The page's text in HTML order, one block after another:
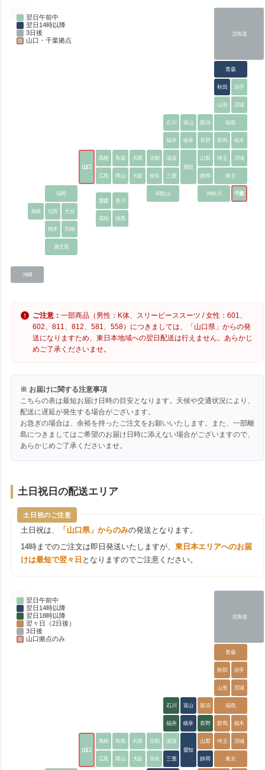
翌日午前中
翌日14時以降
3日後
山口・千葉拠点
北海道
青森
秋田 岩手
山形 宮城
石川 富山 新潟 福島
福井 岐阜 長野 群馬 栃木
山口
島根 鳥取 兵庫 京都
滋賀
愛知
山梨 埼玉 茨城
広島 岡山 大阪 奈良 三重 東京
福岡
愛媛
香川
和歌山
静岡
神奈川 千葉
長崎 佐賀
大分
高知
徳島
熊本
宮崎
鹿児島
沖縄
ご注意：一部商品（男性：K体、スリーピーススーツ / 女性：601、
602、811、812、581、558）につきましては、「山口県」からの発
送になりますため、東日本地域への翌日配送は行えません。あらかじ
めご了承くださいませ。
※ お届けに関する注意事項
こちらの表は最短お届け日時の目安となります。天候や交通状況により、
配送に遅延が発生する場合がございます。
お急ぎの場合は、余裕を持ったご注文をお願いいたします。また、一部離
島につきましてはご希望のお届け日時に添えない場合がございますので、
あらかじめご了承くださいませ。
土日祝日の配送エリア
土日祝のご注意
土日祝は、 「山口県」からのみの発送となります。
14時までのご注文は即日発送いたしますが、東日本エリアへのお届
けは最短で翌々日 となりますのでご注意ください。
翌日午前中
翌日14時以降
翌日18時以降
翌々日（2日後）
3日後
山口拠点のみ
北海道
青森
秋田 岩手
山形 宮城
福島
新潟
群馬 栃木
埼玉 茨城
東京
山梨
石川
福井 長野
富山
岐阜
愛知
静岡
三重
山口
島根 鳥取
広島 岡山
兵庫 京都 滋賀
大阪 奈良